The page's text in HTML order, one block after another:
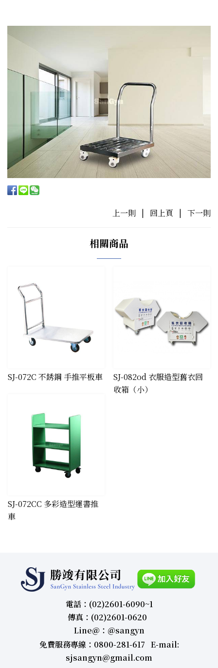
上一則 | 回上頁 | 下一則
相關商品
​SJ-072C 不銹鋼 手推平板車
SJ-082od 衣服造型舊衣回
收箱（小）
​SJ-072CC 多彩造型運書推
車
電話：(02)2601-6090~1
傳真：(02)2601-0620
Line＠：＠sangyn
免費服務專線：0800-281-617 E-mail:
sjsangyn@gmail.com